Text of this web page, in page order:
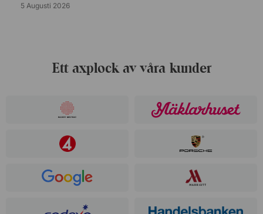
5 Augusti 2026
Ett axplock av våra kunder